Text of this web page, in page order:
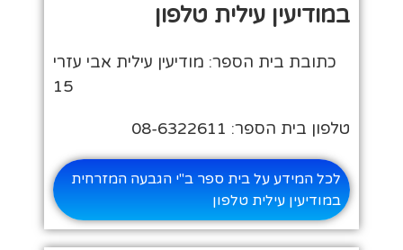
במודיעין עילית טלפון
כתובת בית הספר: מודיעין עילית אבי עזרי
15
טלפון בית הספר: 08-6322611
לכל המידע על בית ספר ב"י הגבעה המזרחית
במודיעין עילית טלפון